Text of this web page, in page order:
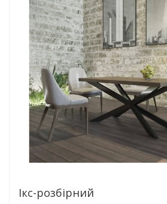
Ікс-розбірний